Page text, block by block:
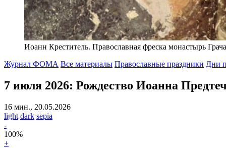
Иоанн Креститель. Православная фреска монастырь
Журнал ФОМА Все материалы Православные праздники Дни
7 июля 2026: Рождество Иоанна
16 мин., 20.05.2026
light dark sepia
-
100%
+